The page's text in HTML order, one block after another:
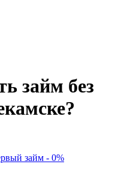
займ без
займ - 0%